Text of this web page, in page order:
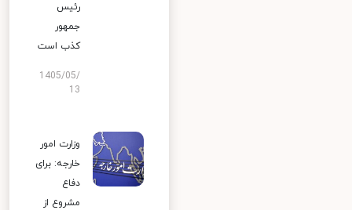
رئیس
جمهور
کذب است
1405/05/
13
وزارت امور
خارجه: برای
دفاع
مشروع از